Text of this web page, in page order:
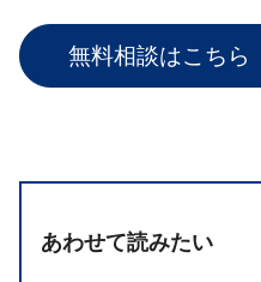
無料相談はこちら
あわせて読みたい